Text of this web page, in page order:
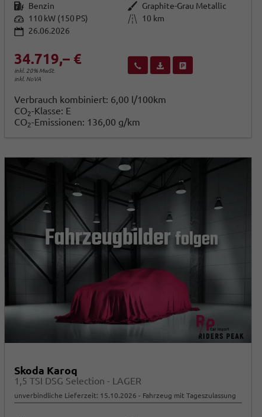
Kraftstoff Benzin Außenfarbe Graphite-Grau Metallic
Leistung 110 kW (150 PS) Kilometerstand 10 km
26.06.2026
34.719,– €
inkl. 20% MwSt.
inkl. NoVA
Wir rufen Sie anFahrzeugexposé (PDF)
Verbrauch kombiniert: 6,00 l/100km
CO2-Klasse: E
CO2-Emissionen: 136,00 g/km
Skoda Karoq
1,5 TSI DSG Selection - LAGER
unverbindliche Lieferzeit: 15.10.2026 Fahrzeug mit Tageszulassung